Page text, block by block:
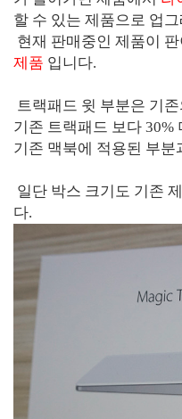
할 수 있는 제품으로 업
현재 판매중인 제품이
제품 입니다.
트랙패드 윗 부분은 기
기존 트랙패드 보다 30%
기존 맥북에 적용된 부분
일단 박스 크기도 기존
다.